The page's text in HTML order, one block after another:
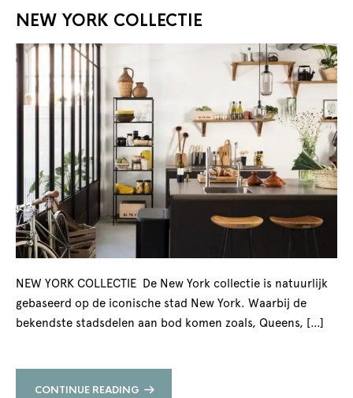
NEW YORK COLLECTIE
NEW YORK COLLECTIE De New York collectie is natuurlijk
gebaseerd op de iconische stad New York. Waarbij de
bekendste stadsdelen aan bod komen zoals, Queens, […]
CONTINUE READING